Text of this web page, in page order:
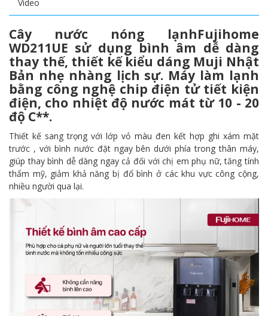
Video
Cây nước nóng lạnhFujihome
WD211UE sử dụng bình âm dễ dàng
thay thế, thiết kế kiểu dáng Muji Nhật
Bản nhẹ nhàng lịch sự. Máy làm lạnh
bằng công nghệ chip điện tử tiết kiện
điện, cho nhiệt độ nước mát từ 10 - 20
độ C**.
Thiết kế sang trọng với lớp vỏ màu đen kết hợp ghi xám mặt
trước , với bình nước đặt ngay bên dưới phía trong thân máy,
giúp thay bình dễ dàng ngay cả đối với chị em phụ nữ, tăng tính
thẩm mỹ, giảm khả năng bị đổ bình ở các khu vực công cộng,
nhiều người qua lại.